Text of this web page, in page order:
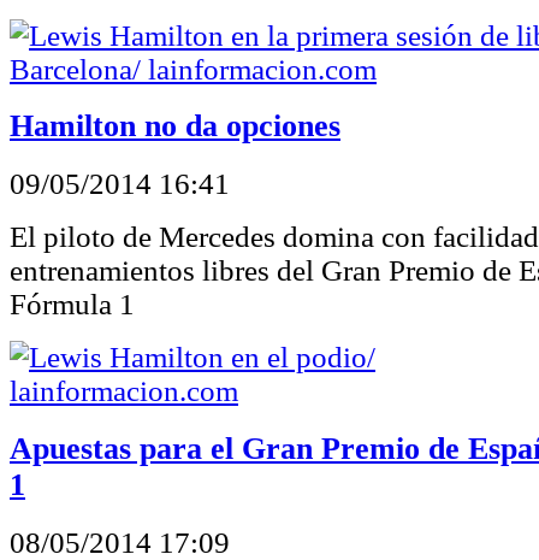
Hamilton no da opciones
09/05/2014 16:41
El piloto de Mercedes domina con
entrenamientos libres del Gran Premio de
Fórmula 1
Apuestas para el Gran Premio de
1
08/05/2014 17:09